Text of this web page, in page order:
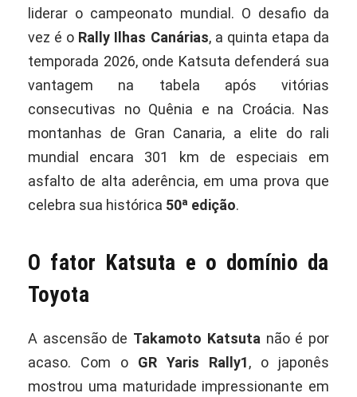
liderar o campeonato mundial. O desafio da
vez é o Rally Ilhas Canárias, a quinta etapa da
temporada 2026, onde Katsuta defenderá sua
vantagem na tabela após vitórias
consecutivas no Quênia e na Croácia. Nas
montanhas de Gran Canaria, a elite do rali
mundial encara 301 km de especiais em
asfalto de alta aderência, em uma prova que
celebra sua histórica 50ª edição.
O fator Katsuta e o domínio da
Toyota
A ascensão de Takamoto Katsuta não é por
acaso. Com o GR Yaris Rally1, o japonês
mostrou uma maturidade impressionante em